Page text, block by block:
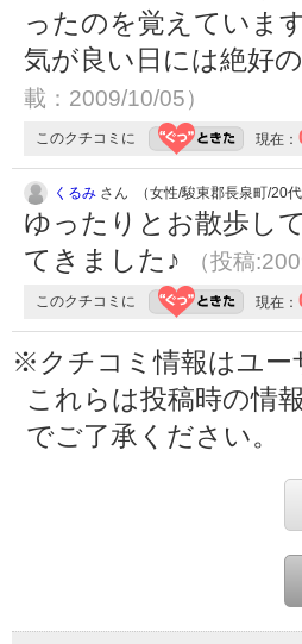
ったのを覚えていま
気が良い日には絶好
載：2009/10/05）
このクチコミに 現在：
くるみ さん （女性/駿東郡長泉町/20代/
ゆったりとお散歩し
てきました♪
（投稿
このクチコミに 現在：
※クチコミ情報はユー
これらは投稿時の情
でご了承ください。